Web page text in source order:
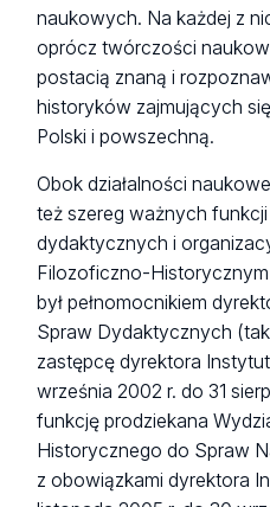
naukowych. Na każdej z
oprócz twórczości
postacią znaną i
historyków zajmujących
Polski i powszechną.
Obok działalności
też szereg ważnych
dydaktycznych i
Filozoficzno-
był pełnomocnikiem
Spraw Dydaktycznych
zastępcę dyrektora
września 2002 r. do 31
funkcję prodziekana
Historycznego do Spraw
z obowiązkami dyrektora